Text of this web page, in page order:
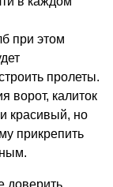
при этом
пролеты.
ворот, калиток
красивый, но
прикрепить
доверить